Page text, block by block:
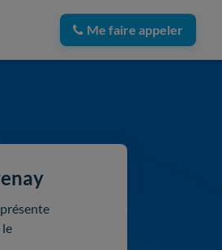
Me faire appeler